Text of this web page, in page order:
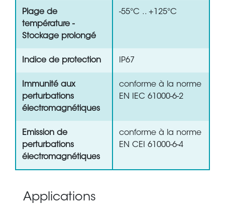
Plage de
température -
Stockage prolongé
-55°C .. +125°C
Indice de protection IP67
Immunité aux
perturbations
électromagnétiques
conforme à la norme
EN IEC 61000-6-2
Emission de
perturbations
électromagnétiques
conforme à la norme
EN CEI 61000-6-4
Applications